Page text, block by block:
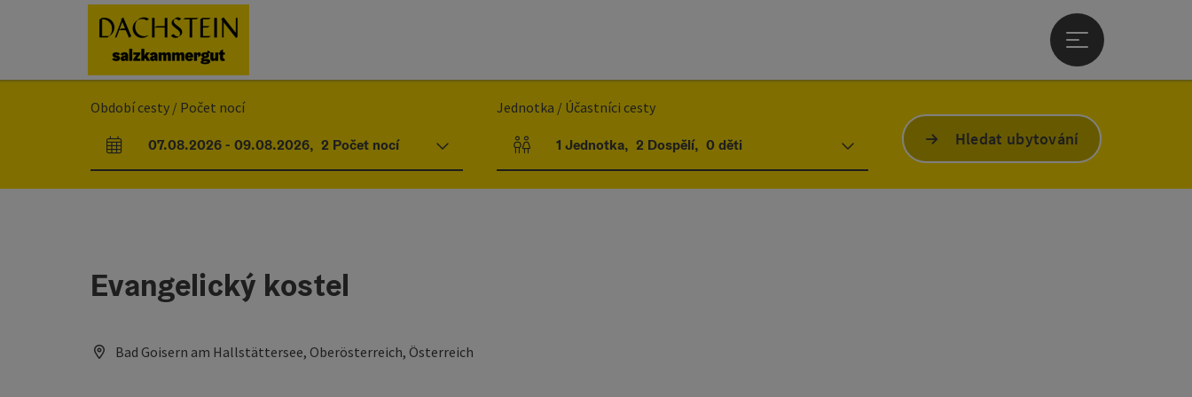
Accesskey
Accesskey
[1]
Začátek stránky Accesskey
[2]
Otevřít hlavní
Období cesty / Počet nocí
Pole příjezdu a odjezdu
07.08.2026- 09.08.2026, 2 Počet nocí
Jednotka / Účastníci cesty
Počet jednotek a polí pro osoby
1 Jednotka, 2 Dospělí, 0 děti Hledat ubytování
Evangelický kostel
Bad Goisern am Hallstättersee, Oberösterreich, Österreich